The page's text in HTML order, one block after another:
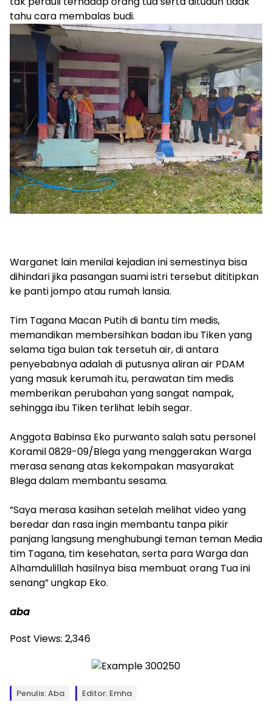
tahu cara membalas budi.
‎Warganet lain menilai kejadian ini semestinya bisa
dihindari jika pasangan suami istri tersebut dititipkan
ke panti jompo atau rumah lansia.
‎Tim Tagana Macan Putih di bantu tim medis,
memandikan membersihkan badan ibu Tiken yang
selama tiga bulan tak tersetuh air, di antara
penyebabnya adalah di putusnya aliran air PDAM
yang masuk kerumah itu, perawatan tim medis
memberikan perubahan yang sangat nampak,
sehingga ibu Tiken terlihat lebih segar.
‎Anggota Babinsa Eko purwanto salah satu personel
Koramil 0829-09/Blega yang menggerakan Warga
merasa senang atas kekompakan masyarakat
Blega dalam membantu sesama.
‎”Saya merasa kasihan setelah melihat video yang
beredar dan rasa ingin membantu tanpa pikir
panjang langsung menghubungi teman teman Media
tim Tagana, tim kesehatan, serta para Warga dan
Alhamdulillah hasilnya bisa membuat orang Tua ini
senang” ungkap Eko.
aba
Post Views: 2,346
Penulis: Aba Editor: Emha